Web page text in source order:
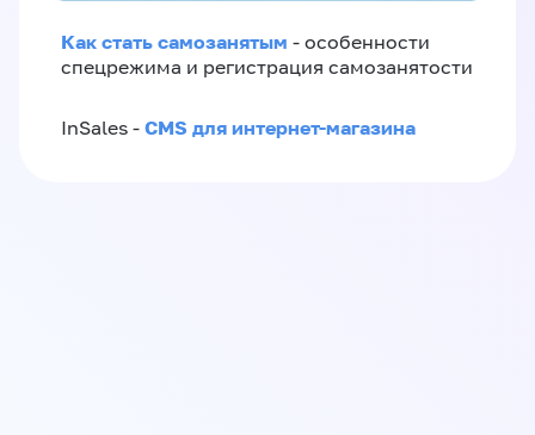
Как стать самозанятым - особенности
спецрежима и регистрация самозанятости
InSales - CMS для интернет-магазина